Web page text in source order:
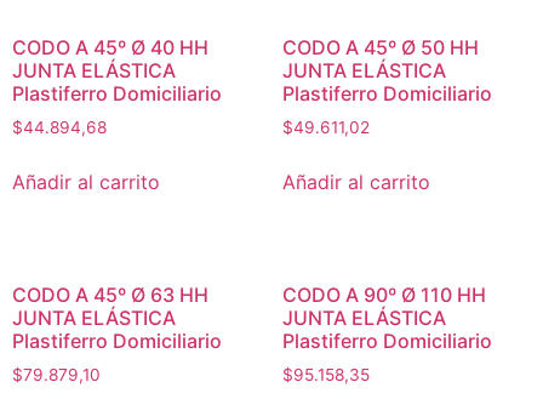
CODO A 45º Ø 40 HH
JUNTA ELÁSTICA
Plastiferro Domiciliario
$44.894,68
Añadir al carrito
CODO A 45º Ø 50 HH
JUNTA ELÁSTICA
Plastiferro Domiciliario
$49.611,02
Añadir al carrito
CODO A 45º Ø 63 HH
JUNTA ELÁSTICA
Plastiferro Domiciliario
$79.879,10
CODO A 90º Ø 110 HH
JUNTA ELÁSTICA
Plastiferro Domiciliario
$95.158,35